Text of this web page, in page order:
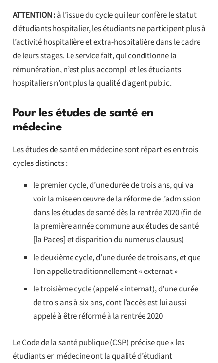
ATTENTION :à l’issue du cycle qui leur confère le statut
d’étudiants hospitalier, les étudiants ne participent plus à
l’activité hospitalière et extra-hospitalière dans le cadre
de leurs stages. Le service fait, qui conditionne la
rémunération, n’est plus accompli et les étudiants
hospitaliers n’ont plus la qualité d’agent public.
Pour les études de santé en
médecine
Les études de santé en médecine sont réparties en trois
cycles distincts :
le premier cycle, d’une durée de trois ans, qui va
voir la mise en œuvre de la réforme de l’admission
dans les études de santé dès la rentrée 2020 (fin de
la première année commune aux études de santé
[la Paces] et disparition du numerus clausus)
le deuxième cycle, d’une durée de trois ans, et que
l’on appelle traditionnellement « externat »
le troisième cycle (appelé « internat), d’une durée
de trois ans à six ans, dont l’accès est lui aussi
appelé à être réformé à la rentrée 2020
Le Code de la santé publique (CSP) précise que « les
étudiants en médecine ont la qualité d’étudiant